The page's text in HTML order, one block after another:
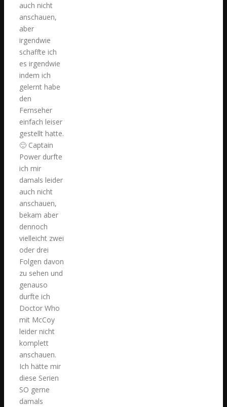
auch nicht
anschauen,
aber
irgendwie
schaffte ich
es irgendwie
indem ich
gelernt habe
den
Fernseher
einfach leiser
gestellt hatte.
🙂 Captain
Power durfte
ich mir
damals leider
auch nicht
anschauen,
bekam aber
dennoch
vielleicht zwei
oder drei
Folgen davon
zu sehen und
genauso
durfte ich
Doctor Who
mit McCoy
leider nicht
komplett
anschauen.
Ich hätte mir
diese Serien
SO gerne
damals